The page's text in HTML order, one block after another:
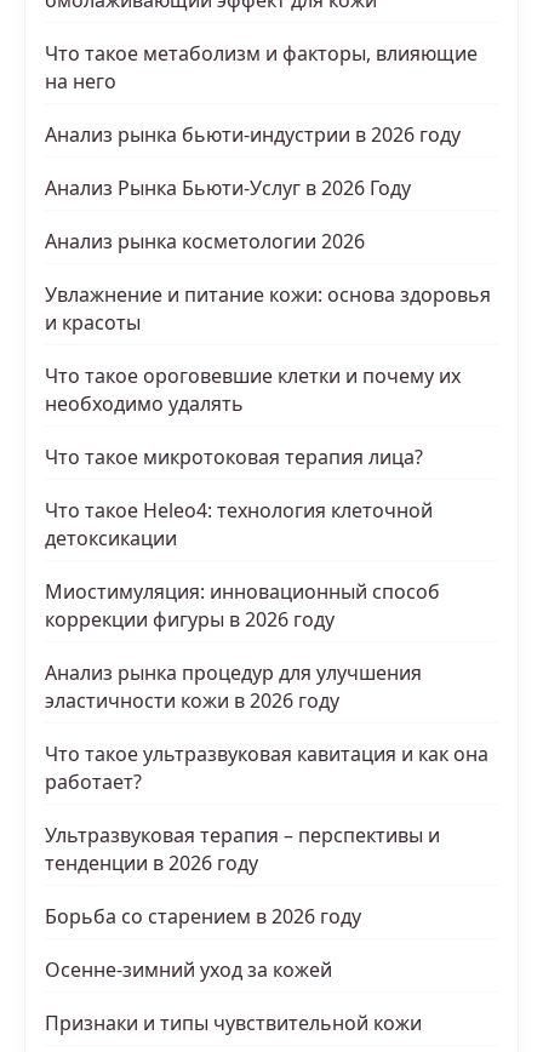
Что такое метаболизм и факторы, влияющие
на него
Анализ рынка бьюти-индустрии в 2026 году
Анализ Рынка Бьюти-Услуг в 2026 Году
Анализ рынка косметологии 2026
Увлажнение и питание кожи: основа здоровья
и красоты
Что такое ороговевшие клетки и почему их
необходимо удалять
Что такое микротоковая терапия лица?
Что такое Heleo4: технология клеточной
детоксикации
Миостимуляция: инновационный способ
коррекции фигуры в 2026 году
Анализ рынка процедур для улучшения
эластичности кожи в 2026 году
Что такое ультразвуковая кавитация и как она
работает?
Ультразвуковая терапия – перспективы и
тенденции в 2026 году
Борьба со старением в 2026 году
Осенне-зимний уход за кожей
Признаки и типы чувствительной кожи